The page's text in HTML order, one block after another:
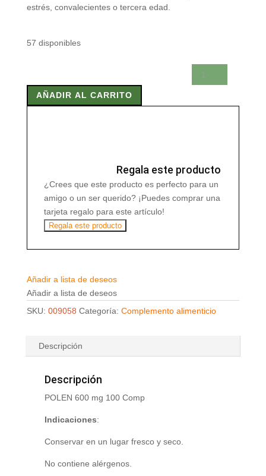
estrés, convalecientes o tercera edad.
57 disponibles
600
mgAÑADIR AL CARRITO
Regala este producto
¿Crees que este producto es perfecto para un
amigo o un ser querido? ¡Puedes comprar una
tarjeta regalo para este artículo!
Regala este producto
Añadir a lista de deseos
Añadir a lista de deseos
SKU: 009058 Categoría: Complemento alimenticio
Descripción
Descripción
POLEN 600 mg 100 Comp
Indicaciones:
Conservar en un lugar fresco y seco.
No contiene alérgenos.